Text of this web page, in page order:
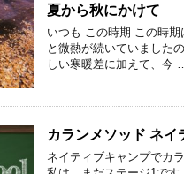
夏から秋にかけて
いつも この時期 この時
と微熱が続いていました
しい寒暖差に加えて、今
カランメソッド ネ
ネイティブキャンプでカ